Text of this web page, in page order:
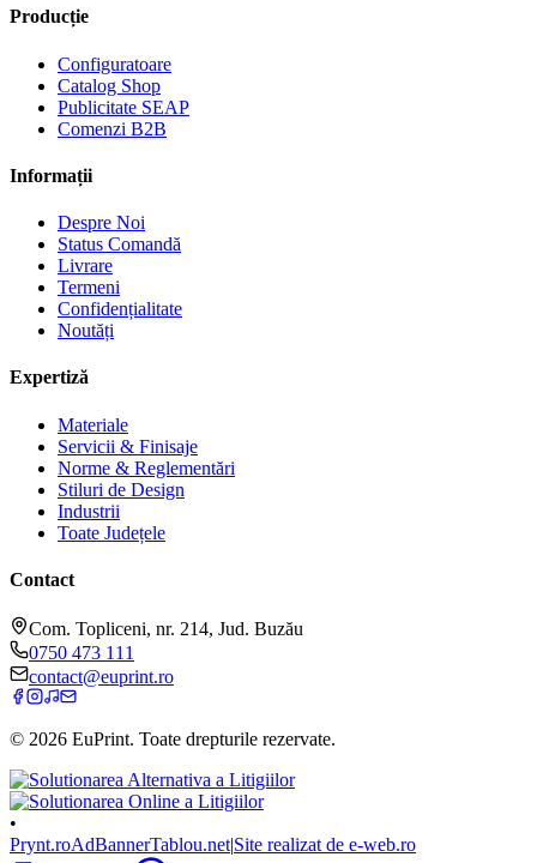
Producție
Configuratoare
Catalog Shop
Publicitate SEAP
Comenzi B2B
Informații
Despre Noi
Status Comandă
Livrare
Termeni
Confidențialitate
Noutăți
Expertiză
Materiale
Servicii & Finisaje
Norme & Reglementări
Stiluri de Design
Industrii
Toate Județele
Contact
Com. Topliceni, nr. 214, Jud. Buzău
0750 473 111
contact@euprint.ro
© 2026 EuPrint. Toate drepturile rezervate.
•
Prynt.roAdBannerTablou.net|Site realizat de e-web.ro